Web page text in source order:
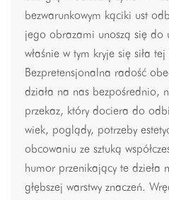
bezwarunkowym kąciki ust
jego obrazami unoszą się do
właśnie w tym kryje się siła tej
Bezpretensjonalna radość
działa na nas bezpośrednio,
przekaz, który dociera do
wiek, poglądy, potrzeby
obcowaniu ze sztuką
humor przenikający te dzieła
głębszej warstwy znaczeń.